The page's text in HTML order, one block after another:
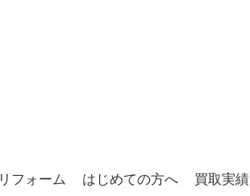
リフォーム はじめての方へ 買取実績